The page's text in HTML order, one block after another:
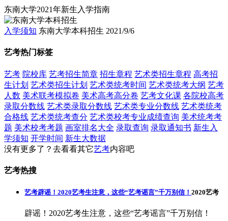
东南大学2021年新生入学指南
入学须知 东南大学本科招生 2021/9/6
艺考热门标签
艺考 院校库 艺考招生简章 招生章程 艺术类招生章程 高考招
生计划 艺术类招生计划 艺术类统考时间 艺术类统考大纲 艺考
人数 美术联考模拟卷 美术高考高分卷 艺考文化课 各院校高考
录取分数线 艺术类录取分数线 艺术类专业分数线 艺术类统考
合格线 艺术类统考查分 艺术类校考专业成绩查询 美术统考考
题 美术校考考题 画室排名大全 录取查询 录取通知书 新生入
学须知 开学时间 新生大数据
没有更多了？去看看其它艺考内容吧
艺考热搜
艺考辟谣！2020艺考生注意，这些“艺考谣言”千万别信！ 2020艺考
辟谣！2020艺考生注意，这些“艺考谣言”千万别信！